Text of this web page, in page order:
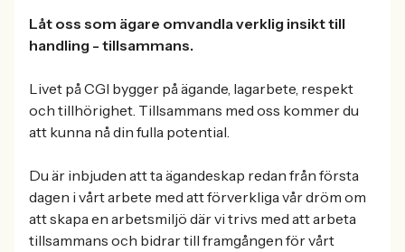
Låt oss som ägare omvandla verklig insikt till
handling - tillsammans.
Livet på CGI bygger på ägande, lagarbete, respekt
och tillhörighet. Tillsammans med oss kommer du
att kunna nå din fulla potential.
Du är inbjuden att ta ägandeskap redan från första
dagen i vårt arbete med att förverkliga vår dröm om
att skapa en arbetsmiljö där vi trivs med att arbeta
tillsammans och bidrar till framgången för vårt